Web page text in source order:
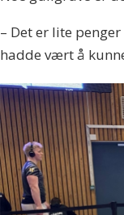
– Det er lite
hadde vært å